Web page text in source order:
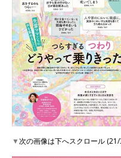
▼次の画像は下へスクロール